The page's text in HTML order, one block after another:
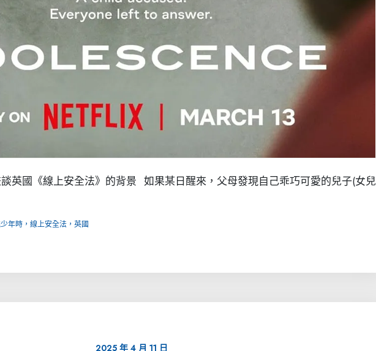
英國《線上安全法》的背景 如果某日醒來，父母發現自己乖巧可愛的兒子(女兒
年時，線上安全法，英國
2025 年 4 月 11 日